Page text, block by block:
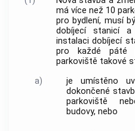
má více než 10
pro bydlení, musí
dobíjecí stanicí a
instalaci dobíjecí
pro každé páté
parkoviště takové
a)
je umístěno
dokončené
parkoviště
budovy, nebo